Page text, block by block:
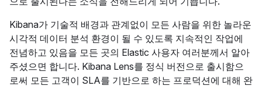
Kibana가 기술적 배경과 관계없이 모든 사람을 위한 놀라운
시각적 데이터 분석 환경이 될 수 있도록 지속적인 작업에
전념하고 있음을 모든 곳의 Elastic 사용자 여러분께서 알아
주셨으면 합니다. Kibana Lens를 정식 버전으로 출시함으
로써 모든 고객이 SLA를 기반으로 하는 프로덕션에 대해 완